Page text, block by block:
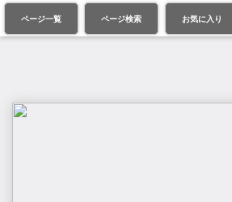
ページ一覧 ページ検索 お気に入り